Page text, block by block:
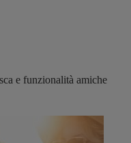
e funzionalità amiche